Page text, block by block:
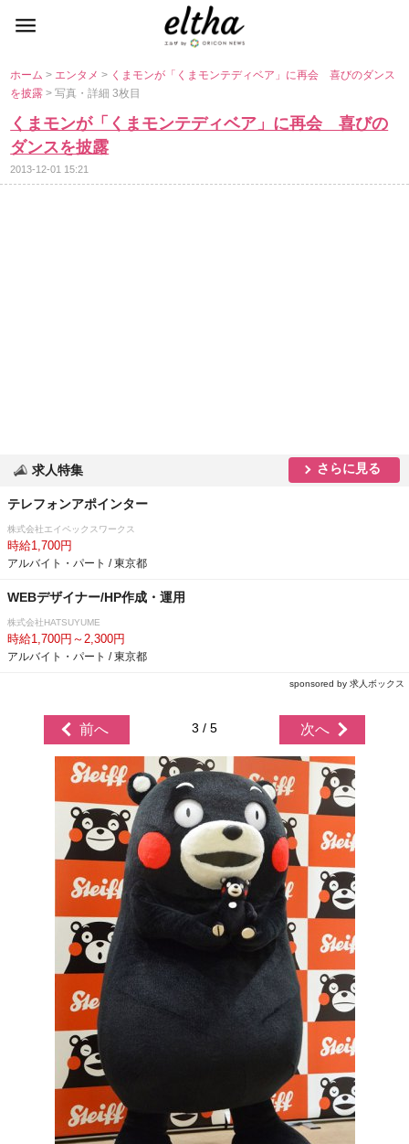
ホーム> エンタメ> くまモンが「くまモンテディベア」に再会 喜びのダンス
を披露> 写真・詳細 3枚目
くまモンが「くまモンテディベア」に再会 喜びの
ダンスを披露
2013-12-01 15:21
求人特集 さらに見る
テレフォンアポインター
株式会社エイペックスワークス
時給1,700円
アルバイト・パート / 東京都
WEBデザイナー/HP作成・運用
株式会社HATSUYUME
時給1,700円～2,300円
アルバイト・パート / 東京都
sponsored by 求人ボックス
前へ 3 / 5 次へ